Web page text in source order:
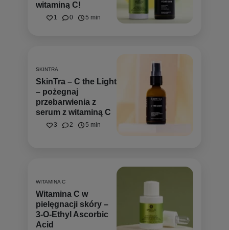
witaminą C!
1 0 5 min
SKINTRA
SkinTra – C the Light
– pożegnaj
przebarwienia z
serum z witaminą C
3 2 5 min
WITAMINA C
Witamina C w
pielęgnacji skóry –
3-O-Ethyl Ascorbic
Acid